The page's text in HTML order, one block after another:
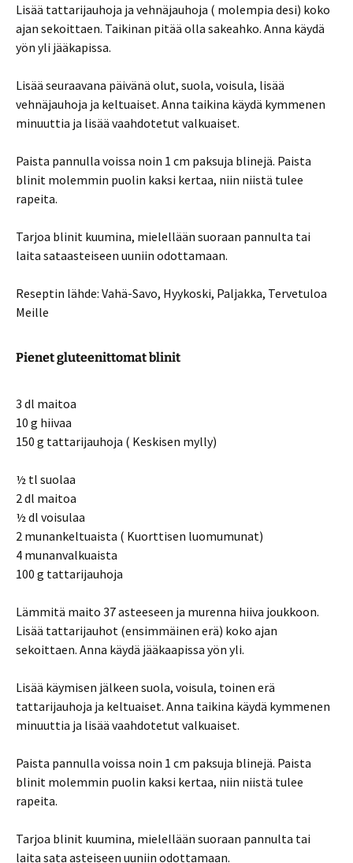
Lisää tattarijauhoja ja vehnäjauhoja ( molempia desi) koko
ajan sekoittaen. Taikinan pitää olla sakeahko. Anna käydä
yön yli jääkapissa.
Lisää seuraavana päivänä olut, suola, voisula, lisää
vehnäjauhoja ja keltuaiset. Anna taikina käydä kymmenen
minuuttia ja lisää vaahdotetut valkuaiset.
Paista pannulla voissa noin 1 cm paksuja blinejä. Paista
blinit molemmin puolin kaksi kertaa, niin niistä tulee
rapeita.
Tarjoa blinit kuumina, mielellään suoraan pannulta tai
laita sataasteiseen uuniin odottamaan.
Reseptin lähde: Vahä-Savo, Hyykoski, Paljakka, Tervetuloa
Meille
Pienet gluteenittomat blinit
3 dl maitoa
10 g hiivaa
150 g tattarijauhoja ( Keskisen mylly)
½ tl suolaa
2 dl maitoa
½ dl voisulaa
2 munankeltuaista ( Kuorttisen luomumunat)
4 munanvalkuaista
100 g tattarijauhoja
Lämmitä maito 37 asteeseen ja murenna hiiva joukkoon.
Lisää tattarijauhot (ensimmäinen erä) koko ajan
sekoittaen. Anna käydä jääkaapissa yön yli.
Lisää käymisen jälkeen suola, voisula, toinen erä
tattarijauhoja ja keltuaiset. Anna taikina käydä kymmenen
minuuttia ja lisää vaahdotetut valkuaiset.
Paista pannulla voissa noin 1 cm paksuja blinejä. Paista
blinit molemmin puolin kaksi kertaa, niin niistä tulee
rapeita.
Tarjoa blinit kuumina, mielellään suoraan pannulta tai
laita sata asteiseen uuniin odottamaan.